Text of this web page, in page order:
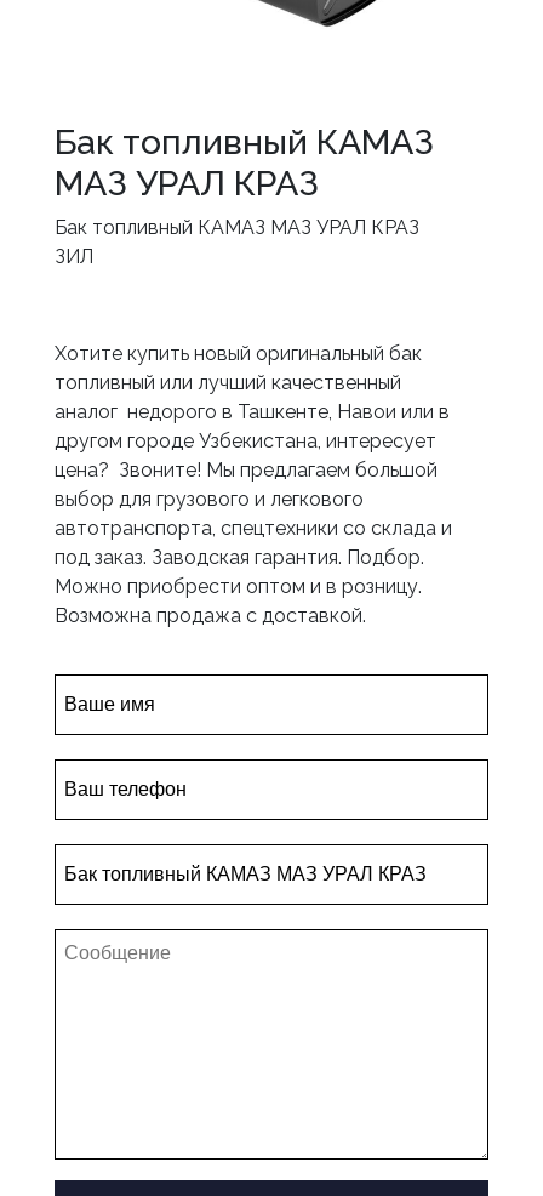
Бак топливный КАМАЗ
МАЗ УРАЛ КРАЗ
Бак топливный КАМАЗ МАЗ УРАЛ КРАЗ
ЗИЛ
Хотите купить новый оригинальный бак
топливный или лучший качественный
аналог недорого в Ташкенте, Навои или в
другом городе Узбекистана, интересует
цена? Звоните! Мы предлагаем большой
выбор для грузового и легкового
автотранспорта, спецтехники со склада и
под заказ. Заводская гарантия. Подбор.
Можно приобрести оптом и в розницу.
Возможна продажа с доставкой.